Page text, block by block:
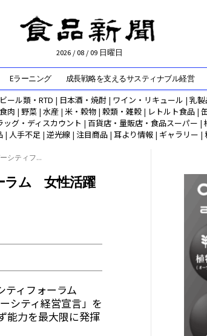
2026 / 08 / 09 日曜日
Eラーニング 成長戦略を支えるサスティナブル経営
ビール類・RTD | 日本酒・焼酎 | ワイン・リキュール | 乳
食肉 | 野菜 | 水産 | 米・穀物 | 穀類・雑穀 | レトルト食品 |
ッグ・ディスカウント | 百貨店・量販店・食品スーパー |
| 人手不足 | 逆光線 | 注目商品 | 耳より情報 | ギャラリー |
シティフ...
ラム 女性活躍
ティフォーラム
シティ経営宣言」を
能力を最大限に発揮